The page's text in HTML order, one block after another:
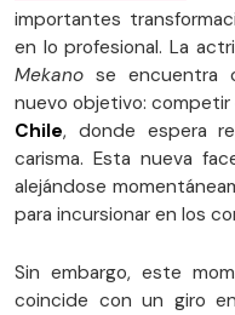
importantes
en lo profesional. La
Mekano se encuentra
nuevo objetivo:
Chile, donde espera
carisma. Esta nueva
alejándose
para incursionar en los
Sin embargo, este
coincide con un giro